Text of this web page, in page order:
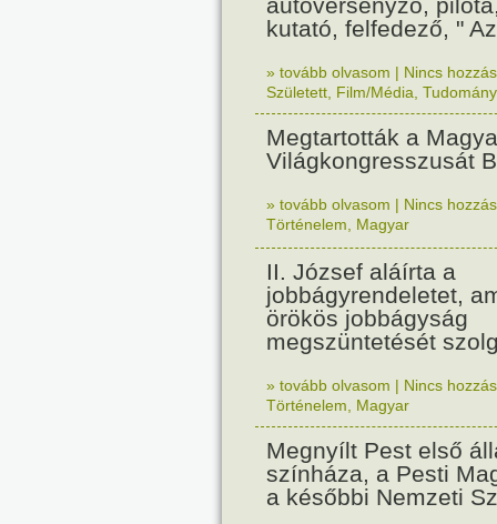
kutató, felfedező, "
» tovább olvasom | Nincs
Született Film/Média Tudomány
Megtartották a
Világkongresszusát
» tovább olvasom | Nincs
Történelem
Magyar
II. József aláírta a
jobbágyrendeletet,
örökös jobbágyság
megszüntetését
» tovább olvasom | Nincs
Történelem
Magyar
Megnyílt Pest első
színháza, a Pesti
a későbbi Nemzeti